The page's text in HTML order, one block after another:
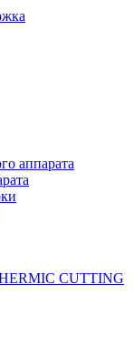
аппарата
CUTTING